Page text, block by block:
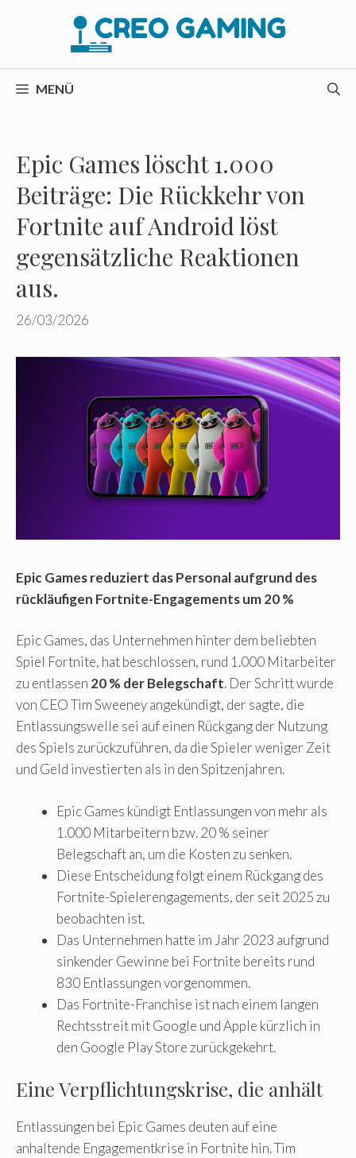
MENÜ
Epic Games löscht 1.000
Beiträge: Die Rückkehr von
Fortnite auf Android löst
gegensätzliche Reaktionen
aus.
26/03/2026
Epic Games reduziert das Personal aufgrund des
rückläufigen Fortnite-Engagements um 20 %
Epic Games, das Unternehmen hinter dem beliebten
Spiel Fortnite, hat beschlossen, rund 1.000 Mitarbeiter
zu entlassen 20 % der Belegschaft. Der Schritt wurde
von CEO Tim Sweeney angekündigt, der sagte, die
Entlassungswelle sei auf einen Rückgang der Nutzung
des Spiels zurückzuführen, da die Spieler weniger Zeit
und Geld investierten als in den Spitzenjahren.
Epic Games kündigt Entlassungen von mehr als
1.000 Mitarbeitern bzw. 20 % seiner
Belegschaft an, um die Kosten zu senken.
Diese Entscheidung folgt einem Rückgang des
Fortnite-Spielerengagements, der seit 2025 zu
beobachten ist.
Das Unternehmen hatte im Jahr 2023 aufgrund
sinkender Gewinne bei Fortnite bereits rund
830 Entlassungen vorgenommen.
Das Fortnite-Franchise ist nach einem langen
Rechtsstreit mit Google und Apple kürzlich in
den Google Play Store zurückgekehrt.
Eine Verpflichtungskrise, die anhält
Entlassungen bei Epic Games deuten auf eine
anhaltende Engagementkrise in Fortnite hin. Tim